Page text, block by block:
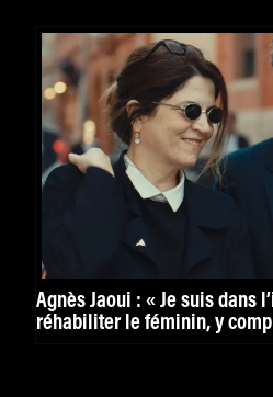
Agnès Jaoui : « Je suis dans
réhabiliter le féminin, y